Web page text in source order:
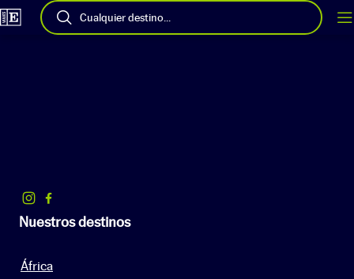
Cualquier destino...
Nuestros destinos
África